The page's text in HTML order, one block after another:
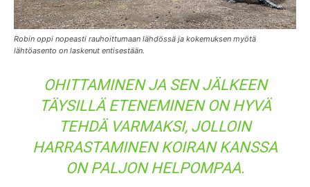
Robin oppi nopeasti rauhoittumaan lähdössä ja kokemuksen myötä
lähtöasento on laskenut entisestään.
OHITTAMINEN JA SEN JÄLKEEN
TÄYSILLÄ ETENEMINEN ON HYVÄ
TEHDÄ VARMAKSI, JOLLOIN
HARRASTAMINEN KOIRAN KANSSA
ON PALJON HELPOMPAA.